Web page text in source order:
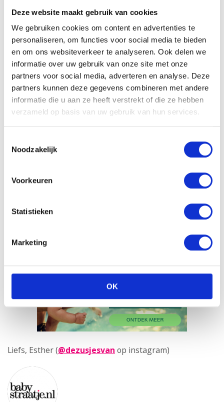
Deze website maakt gebruik van cookies
We gebruiken cookies om content en advertenties te
personaliseren, om functies voor social media te bieden
en om ons websiteverkeer te analyseren. Ook delen we
informatie over uw gebruik van onze site met onze
partners voor social media, adverteren en analyse. Deze
partners kunnen deze gegevens combineren met andere
informatie die u aan ze heeft verstrekt of die ze hebben
verzameld op basis van uw gebruik van hun services.
Noodzakelijk
Voorkeuren
Statistieken
Marketing
OK
“Wees eens lief, accepteer
dat er andere meningen
zijn dan die van jou.”
Wees eens lief voor iemand anders
Ik ben er klaar mee dat we elkaar lopen af te snauwen.
Wees eens lief, accepteer dat er andere meningen zijn
Dat iedereen een eigen keuze mag maken, ongeacht of
jij het er nou mee eens bent of niet. Wees eens lief voor
anders zijn keuze. Dan wordt het allemaal nét een
Liefs, Esther (@dezusjesvan op instagram)